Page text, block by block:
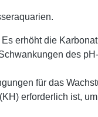
erhöht die
des
für das
erforderlich ist,